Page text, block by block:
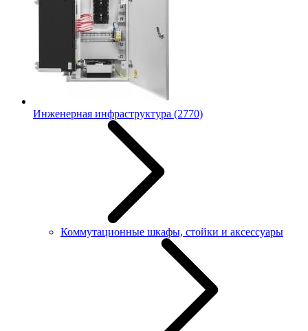
Инженерная инфраструктура (2770)
Коммутационные шкафы, стойки и аксессуары